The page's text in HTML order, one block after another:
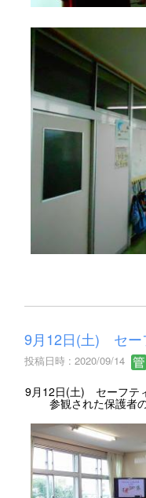
9月12日(土) セー
投稿日時 : 2020/09/14
9月12日(土) セーフテ
参観された保護者